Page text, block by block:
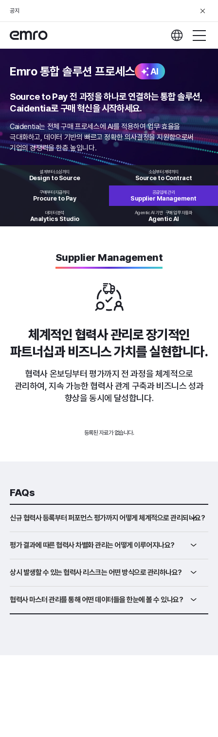
공지
Emro 통합 솔루션 프로세스 AI
Source to Pay 전 과정을 하나로 연결하는 통합 솔루션,
Caidentia로 구매 혁신을 시작하세요.
Caidentia는 전체 구매 프로세스에 AI를 적용하여 업무 효율을
극대화하고, 데이터 기반의 빠르고 정확한 의사결정을 지원함으로써
기업의 경쟁력을 한층 높입니다.
설계부터 소싱까지
Design to Source
소싱부터 계약까지
Source to Contract
구매부터 지급까지
Procure to Pay
공급업체 관리
Supplier Management
데이터 분석
Analytics Studio
Agentic AI 기반 구매 업무 자동화
Agentic AI
Supplier Management
체계적인 협력사 관리로장기적인
파트너십과 비즈니스 가치를 실현합니다.
협력사 온보딩부터 평가까지 전 과정을 체계적으로
관리하여,지속 가능한 협력사 관계 구축과 비즈니스 성과
향상을 동시에 달성합니다.
등록된 자료가 없습니다.
FAQs
신규 협력사 등록부터 퍼포먼스 평가까지 어떻게 체계적으로 관리되나요?
평가 결과에 따른 협력사 차별화 관리는 어떻게 이루어지나요?
상시 발생할 수 있는 협력사 리스크는 어떤 방식으로 관리하나요?
협력사 마스터 관리를 통해 어떤 데이터들을 한눈에 볼 수 있나요?